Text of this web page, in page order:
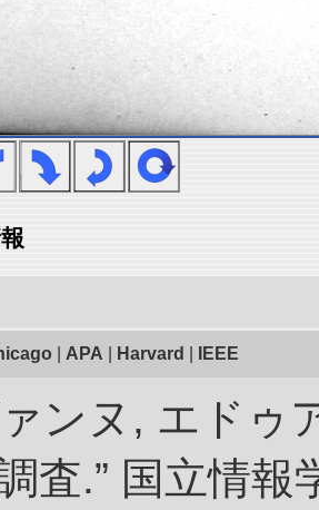
APA Harvard IEEE
ンヌ, エドゥ
査.” 国立情